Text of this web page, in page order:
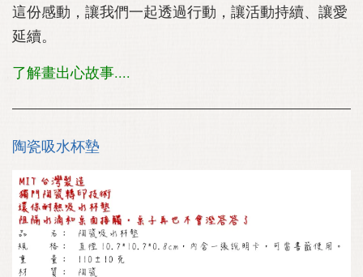
這份感動，讓我們一起透過行動，讓活動持續、讓愛
延續。
了解畫出心故事....
陶瓷吸水杯墊